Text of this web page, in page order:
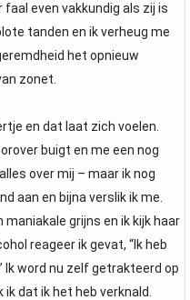
even vakkundig als zij is
tanden en ik verheug me
het opnieuw
zonet.
en dat laat zich voelen.
buigt en me een nog
over mij – maar ik nog
aan en bijna verslik ik me.
grijns en ik kijk haar
reageer ik gevat, “Ik heb
Ik word nu zelf getrakteerd op
dat ik het heb verknald.